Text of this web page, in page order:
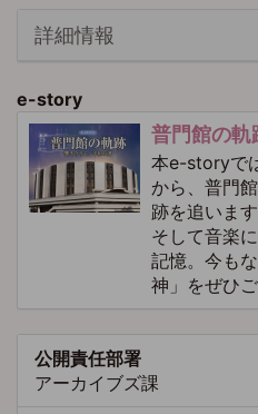
詳細情報
e-story
普門館の軌
本e-storyで
から、普門
跡を追いま
そして音楽
記憶。今も
神」をぜひ
公開責任部署
アーカイブズ課